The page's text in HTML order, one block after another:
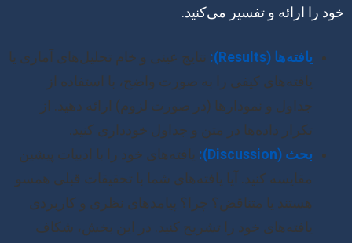
خود را ارائه و تفسیر می‌کنید.
یافته‌ها (Results):
نتایج عینی و خام تحلیل‌های آماری یا
یافته‌های کیفی را به صورت واضح، با استفاده از
جداول و نمودارها (در صورت لزوم) ارائه دهید. از
تکرار داده‌ها در متن و جداول خودداری کنید.
بحث (Discussion):
یافته‌های خود را با ادبیات پیشین
مقایسه کنید. آیا یافته‌های شما با تحقیقات قبلی همسو
هستند یا متناقض؟ چرا؟ پیامدهای نظری و کاربردی
یافته‌های خود را تشریح کنید. در این بخش، شکاف